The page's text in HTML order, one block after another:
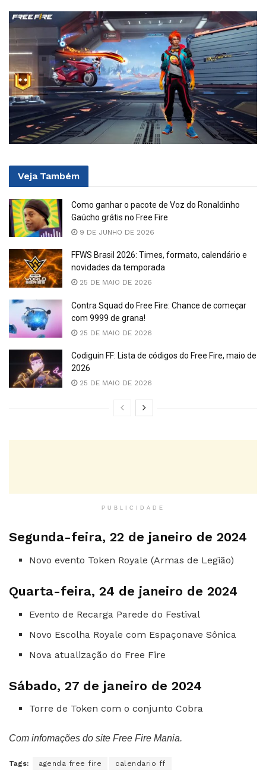
Veja Também
Como ganhar o pacote de Voz do Ronaldinho
Gaúcho grátis no Free Fire
9 DE JUNHO DE 2026
FFWS Brasil 2026: Times, formato, calendário e
novidades da temporada
25 DE MAIO DE 2026
Contra Squad do Free Fire: Chance de começar
com 9999 de grana!
25 DE MAIO DE 2026
Codiguin FF: Lista de códigos do Free Fire, maio de
2026
25 DE MAIO DE 2026
PUBLICIDADE
Segunda-feira, 22 de janeiro de 2024
Novo evento Token Royale (Armas de Legião)
Quarta-feira, 24 de janeiro de 2024
Evento de Recarga Parede do Festival
Novo Escolha Royale com Espaçonave Sônica
Nova atualização do Free Fire
Sábado, 27 de janeiro de 2024
Torre de Token com o conjunto Cobra
Com infomações do site Free Fire Mania.
Tags: agenda free fire calendario ff